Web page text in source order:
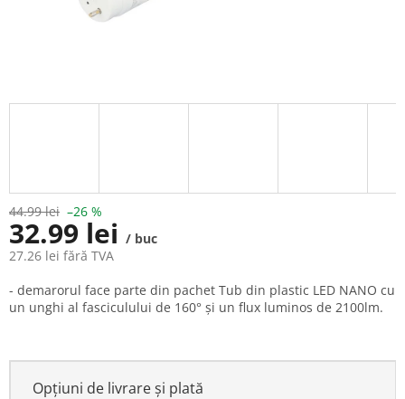
44.99 lei –26 %
32.99 lei / buc
27.26 lei fără TVA
Evaluare
preţ:
- demarorul face parte din pachet Tub din plastic LED NANO cu
un unghi al fasciculului de 160° și un flux luminos de 2100lm.
Opțiuni de livrare și plată